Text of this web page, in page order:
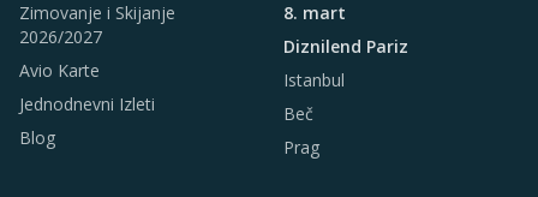
Zimovanje i Skijanje
2026/2027
Avio Karte
Jednodnevni Izleti
Blog
8. mart
Diznilend Pariz
Istanbul
Beč
Prag